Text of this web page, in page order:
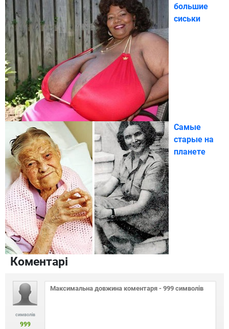
большие
сиськи
Самые
старые на
планете
Коментарі
символів
999